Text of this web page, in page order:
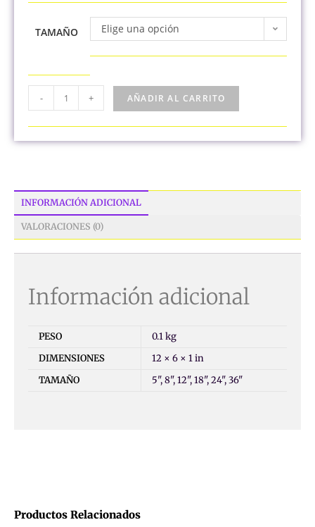
TAMAÑO Elige una opción
- + AÑADIR AL CARRITO
INFORMACIÓN ADICIONAL
VALORACIONES (0)
Información adicional
PESO
0.1 kg
DIMENSIONES
12 × 6 × 1 in
TAMAÑO
5", 8", 12", 18", 24", 36"
Productos Relacionados